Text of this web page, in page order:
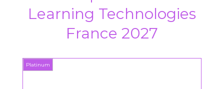
Learning Technologies
France 2027
Platinum